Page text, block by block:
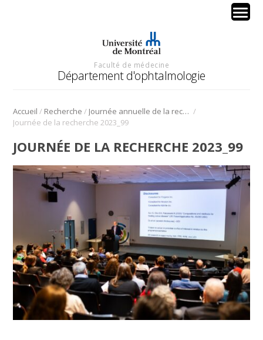
Faculté de médecine
Département d'ophtalmologie
Accueil / Recherche / Journée annuelle de la recherche en ophtalmologie de l’Université de Montréal /
Journée de la recherche 2023_99
JOURNÉE DE LA RECHERCHE 2023_99